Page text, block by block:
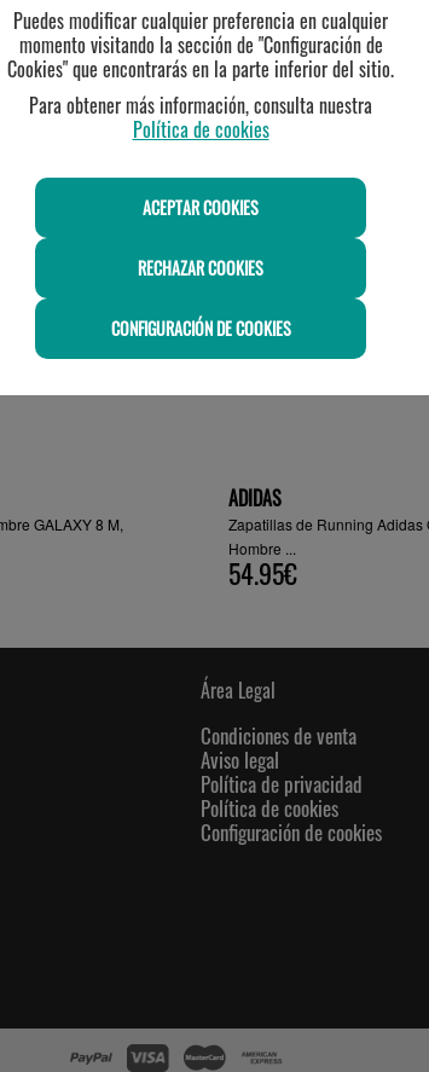
TE PUEDE INTERESAR
GALAXY 8 M,
ADIDAS
Zapatillas de Running Adidas
Hombre ...
54.95€
Área Legal
Condiciones de venta
Aviso legal
Política de privacidad
Política de cookies
Configuración de cookies
Puedes modificar cualquier preferencia en cualquier
momento visitando la sección de "Configuración de
Cookies" que encontrarás en la parte inferior del sitio.
Para obtener más información, consulta nuestra
Política de cookies
ACEPTAR COOKIES
RECHAZAR COOKIES
CONFIGURACIÓN DE COOKIES